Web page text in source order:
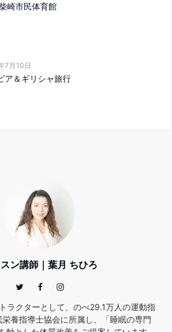
崎市民体育館
7月10日
ア＆ギリシャ旅行
ン講師｜葉月 ちひろ
ラクターとして、のべ29.1万人の運動指
養指導士協会に所属し、「睡眠の専門